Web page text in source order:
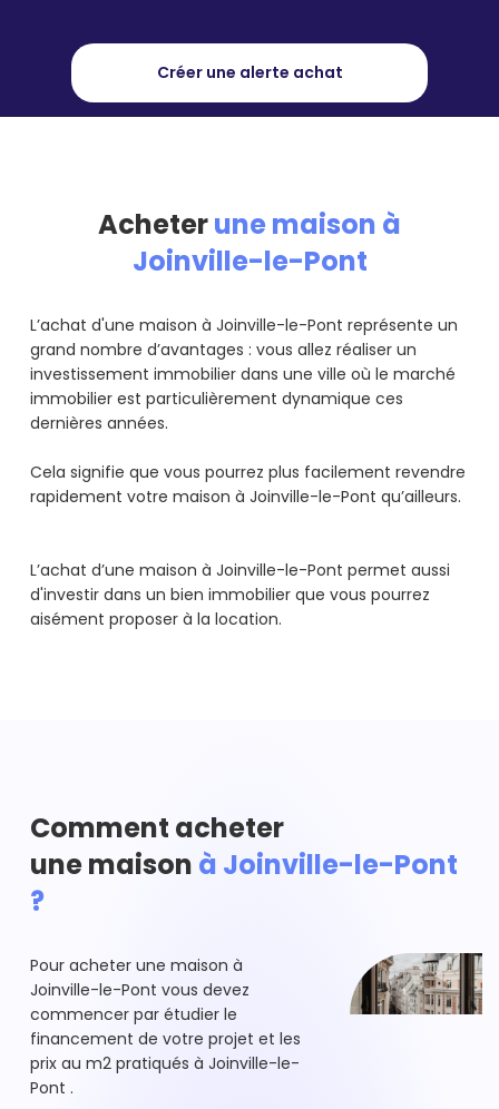
Créer une alerte achat
Acheterune maison à
Joinville-le-Pont
L’achat d'une maison à Joinville-le-Pont représente un
grand nombre d’avantages : vous allez réaliser un
investissement immobilier dans une ville où le marché
immobilier est particulièrement dynamique ces
dernières années.
Cela signifie que vous pourrez plus facilement revendre
rapidement votre maison à Joinville-le-Pont qu’ailleurs.
L’achat d’une maison à Joinville-le-Pont permet aussi
d'investir dans un bien immobilier que vous pourrez
aisément proposer à la location.
Comment acheter
une maison à Joinville-le-Pont
?
Pour acheter une maison à
Joinville-le-Pont vous devez
commencer par étudier le
financement de votre projet et les
prix au m2 pratiqués à Joinville-le-
Pont .